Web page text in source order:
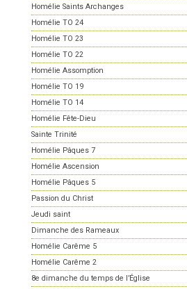
Homélie Saints Archanges
Homélie TO 24
Homélie TO 23
Homélie TO 22
Homélie Assomption
Homélie TO 19
Homélie TO 14
Homélie Fête-Dieu
Sainte Trinité
Homélie Pâques 7
Homélie Ascension
Homélie Pâques 5
Passion du Christ
Jeudi saint
Dimanche des Rameaux
Homélie Carême 5
Homélie Carême 2
8e dimanche du temps de l’Église